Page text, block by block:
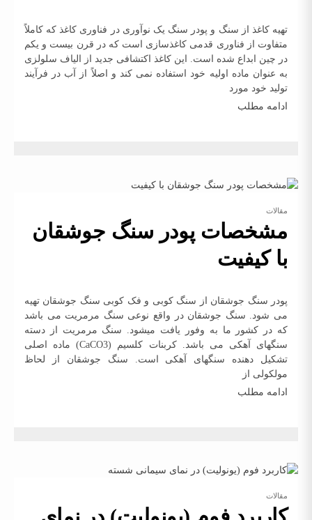
تهیه کاغذ از سنگ و پودر سنگ یک نوآوری در فناوری کاغذ که کاملاً
متفاوت از فناوری قدمی کاغذسازی است که در قرن بیست و یکم
در چین ابداع شده است. این کاغذ اکتشافی جدید از الیاف سلولزی
به عنوان ماده اولیه خود استفاده نمی کند و اصلاً از آب در فرآیند
تولید خود مورد
ادامه مطلب
مقالات
مشخصات پودر سنگ جوشقان
با کیفیت
پودر سنگ جوشقان از سنگ کوبی و فک کوبی سنگ جوشقان تهیه
می شود. سنگ جوشقان در واقع نوعی سنگ مرمریت می باشد
که در کشور ما به وفور یافت میشود. سنگ مرمریت از دسته
سنگهای آهکی می باشد. کربنات کلسیم (CaCO3) ماده اصلی
تشکیل دهنده سنگهای آهکی است. سنگ جوشقان از لحاظ
مولکولی از
ادامه مطلب
مقالات